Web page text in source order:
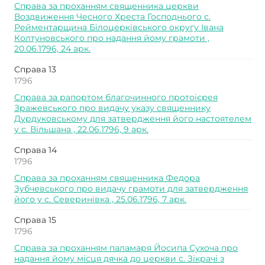
Справа за проханням священника церкви
Воздвиження Чесного Хреста Господнього с.
Рейментарщина Білоцерківського округу Івана
Колтуновського про надання йому грамоти ,
20.06.1796, 24 арк.
Справа 13
1796
Справа за рапортом благочинного протоієрея
Зражевського про видачу указу священнику
Дурдуковському для затвердження його настоятелем
у с. Вільшана , 22.06.1796, 9 арк.
Справа 14
1796
Справа за проханням священника Федора
Зубчевського про видачу грамоти для затвердження
його у с. Северинівка , 25.06.1796, 7 арк.
Справа 15
1796
Справа за проханням паламаря Йосипа Сухоча про
надання йому місця дячка до церкви с. Зікрачі з